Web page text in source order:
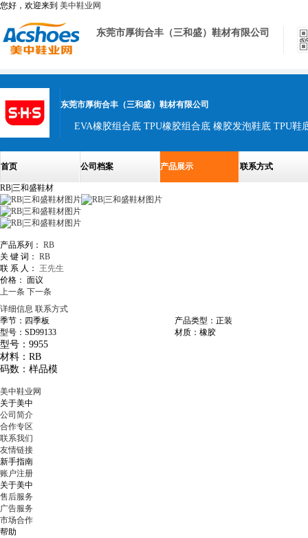
您好，欢迎来到 美中鞋业网
东莞市厚街合丰（三和盛）鞋材有限公司
东莞市厚街合丰（三和盛）鞋材有限公司
EVA橡胶组合底 TPU橡胶组合底 橡胶发泡鞋底 TPU鞋
首页 公司档案 产品展示 联系方式
RB|三和盛鞋材
产品系列： RB
关 键 词： RB
联 系 人：
王先生
价格： 面议
上一条 下一条
详细信息 联系方式
季节：四季板
产品类型：正装
型号：SD99133
材质：橡胶
型号：9955
材料：RB
码数：样品模
美中鞋业网
关于美中
公司简介
合作专区
联系我们
友情链接
新手指南
账户注册
关于美中
售后服务
广告服务
市场合作
帮助